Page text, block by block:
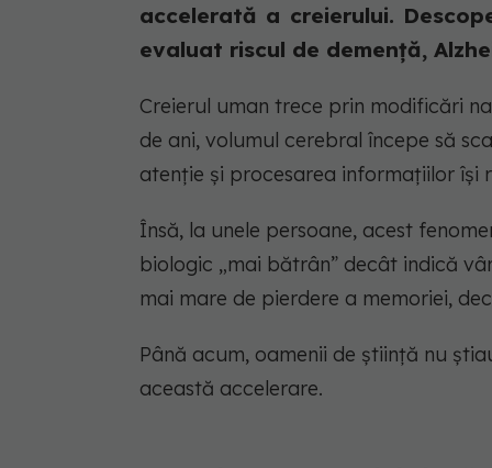
accelerată a creierului.
evaluat riscul de demență,
Creierul uman trece prin modificări
de ani, volumul cerebral începe să
atenție și procesarea informațiilor își
Însă, la unele persoane, acest
biologic „mai bătrân” decât indică
mai mare de pierdere a memoriei,
Până acum, oamenii de știință nu
această accelerare.